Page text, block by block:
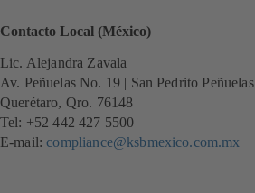
Contacto Local (México)
Lic. Alejandra Zavala
Av. Peñuelas No. 19 | San Pedrito Peñuelas
Querétaro, Qro. 76148
Tel: +52 442 427 5500
E-mail:compliance@ksbmexico.com.mx